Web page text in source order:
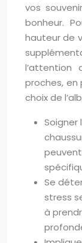
vos
bonheur.
hauteur de
l’attention
proches,
choix de
Soigner
Se
stress
à